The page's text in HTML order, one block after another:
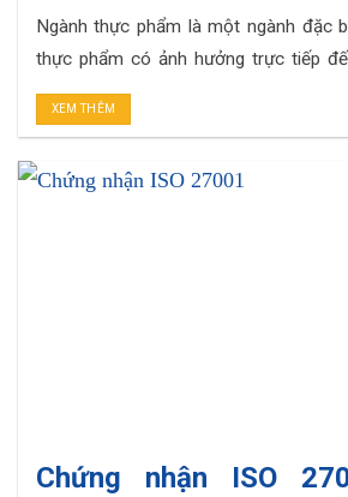
Ngành thực phẩm là một ngành đặc
thực phẩm có ảnh hưởng trực tiếp
mạng của người tiêu dùng. Chính vì
nghiệp hiện nay đang áp dụng các hệ
XEM THÊM
Chứng nhận ISO